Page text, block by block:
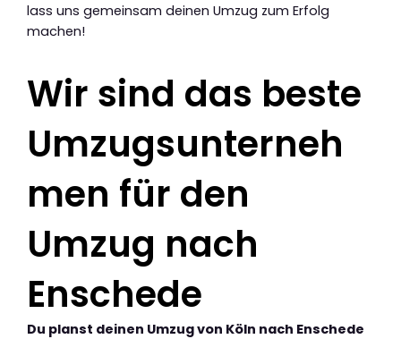
lass uns gemeinsam deinen Umzug zum Erfolg
machen!
Wir sind das beste
Umzugsunterneh
men für den
Umzug nach
Enschede
Du planst deinen Umzug von Köln nach Enschede